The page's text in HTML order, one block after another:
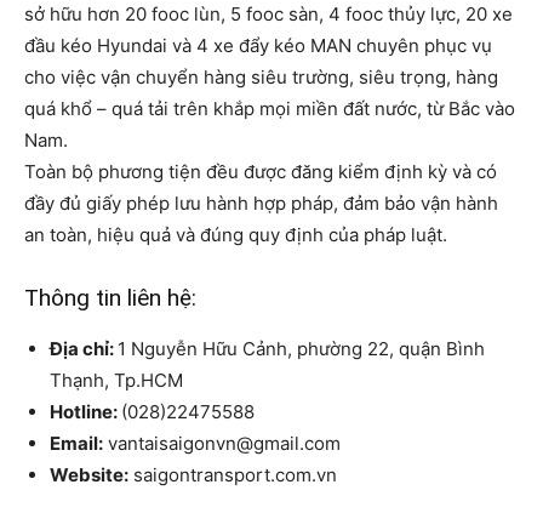
sở hữu hơn 20 fooc lùn, 5 fooc sàn, 4 fooc thủy lực, 20 xe
đầu kéo Hyundai và 4 xe đẩy kéo MAN chuyên phục vụ
cho việc vận chuyển hàng siêu trường, siêu trọng, hàng
quá khổ – quá tải trên khắp mọi miền đất nước, từ Bắc vào
Nam.
Toàn bộ phương tiện đều được đăng kiểm định kỳ và có
đầy đủ giấy phép lưu hành hợp pháp, đảm bảo vận hành
an toàn, hiệu quả và đúng quy định của pháp luật.
Thông tin liên hệ:
Địa chỉ: 1 Nguyễn Hữu Cảnh, phường 22, quận Bình
Thạnh, Tp.HCM
Hotline: (028)22475588
Email: vantaisaigonvn@gmail.com
Website: saigontransport.com.vn